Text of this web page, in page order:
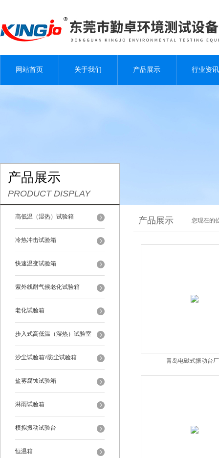
网站首页 关于我们 产品展示 行业资讯
产品展示
PRODUCT DISPLAY
高低温（湿热）试验箱
冷热冲击试验箱
快速温变试验箱
紫外线耐气候老化试验箱
老化试验箱
步入式高低温（湿热）试验室
沙尘试验箱\\防尘试验箱
盐雾腐蚀试验箱
淋雨试验箱
模拟振动试验台
恒温箱
产品展示 您现在的
青岛电磁式振动台